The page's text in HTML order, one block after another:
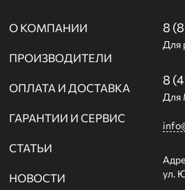
О КОМПАНИИ
ПРОИЗВОДИТЕЛИ
ОПЛАТА И ДОСТАВКА
ГАРАНТИИ И СЕРВИС
СТАТЬИ
НОВОСТИ
8
Для
8
Для
ул.